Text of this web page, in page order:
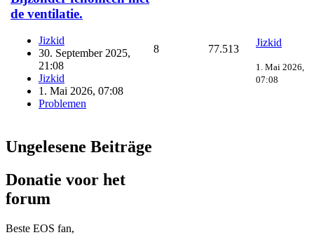
de ventilatie.
Jizkid
30. September 2025,
21:08
Jizkid
1. Mai 2026, 07:08
Problemen
8 77.513
Jizkid
1. Mai 2026,
07:08
Ungelesene Beiträge
Donatie voor het
forum
Beste EOS fan,